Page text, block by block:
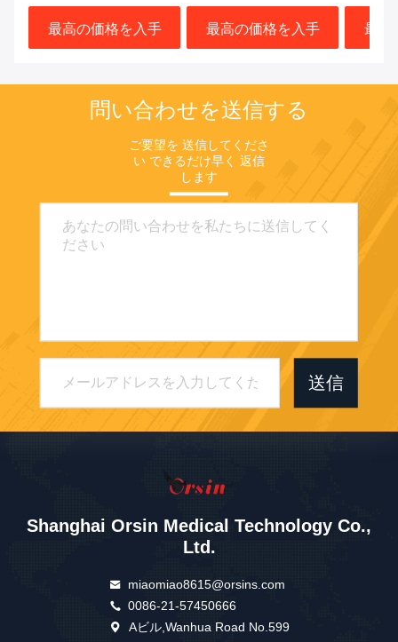
プル
最高の価格を入手
ジェル分離器
最高の価格を入手
トップ
最高
問い合わせを送信する
ご要望を 送信してくださ
い できるだけ早く 返信
します
送信
Shanghai Orsin Medical Technology Co.,
Ltd.
miaomiao8615@orsins.com
0086-21-57450666
Aビル,Wanhua Road No.599